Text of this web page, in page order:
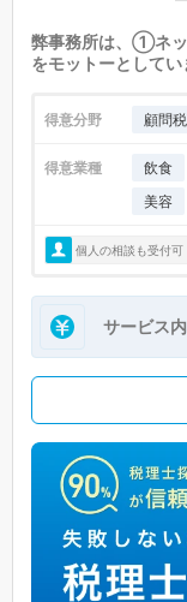
弊事務所は、①ネ
をモットーとしてい
得意分野 顧問
得意業種 飲食
美容
個人の相談も受付可
サービス